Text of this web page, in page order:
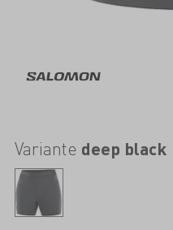
Variante deep black